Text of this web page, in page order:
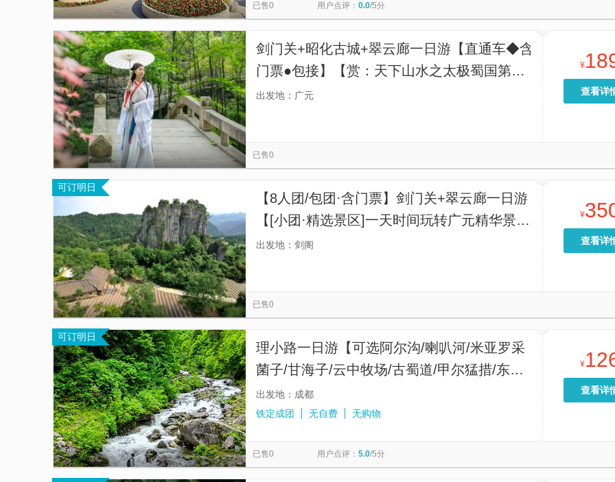
已售0 用户点评： 0.0/5分
剑门关+昭化古城+翠云廊一日游【直通车◆含
门票●包接】【赏：天下山水之太极蜀国第二
都[昭化古城]】
出发地：广元
¥
查看详
已售0
可订明日
【8人团/包团·含门票】剑门关+翠云廊一日游
【[小团·精选景区]一天时间玩转广元精华景
点，剑门关高铁站接送】
出发地：剑阁
¥
查看详
已售0
可订明日
理小路一日游【可选阿尔沟/喇叭河/米亚罗采
菌子/甘海子/云中牧场/古蜀道/甲尔猛措/东拉
山|户外轻徒步】
出发地：成都
铁定成团
无自费 无购物
¥
查看详
已售0 用户点评： 5.0/5分